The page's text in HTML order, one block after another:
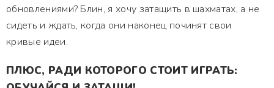
обновлениями? Блин, я хочу затащить в шахматах, а не
сидеть и ждать, когда они наконец починят свои
кривые идеи.
ПЛЮС, РАДИ КОТОРОГО СТОИТ ИГРАТЬ: